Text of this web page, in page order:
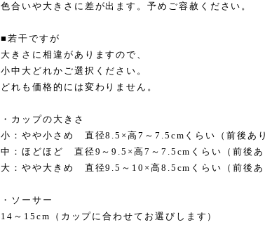
色合いや大きさに差が出ます。予めご容赦ください。
■若干ですが
大きさに相違がありますので、
小中大どれかご選択ください。
どれも価格的には変わりません。
・カップの大きさ
小：やや小さめ 直径8.5×高7～7.5cmくらい（前後あり
中：ほどほど 直径9～9.5×高7～7.5cmくらい（前後あ
大：やや大きめ 直径9.5～10×高8.5cmくらい（前後あ
・ソーサー
14～15cm（カップに合わせてお選びします）